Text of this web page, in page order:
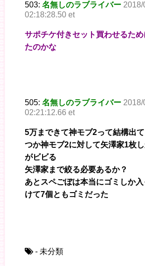
503: 名無しのラブライバー 2018/
02:18:28.50 et
サポチケ付きセット買わせるた
たのかな
505: 名無しのラブライバー 2018/
02:21:12.66 et
5万まできて神モブ2って結構出
つか神モブ2に対して矢澤家1枚
がビビる
矢澤家まで絞る必要あるか？
あとスペごぼは本当にゴミしか
けて7個ともゴミだった
- 未分類